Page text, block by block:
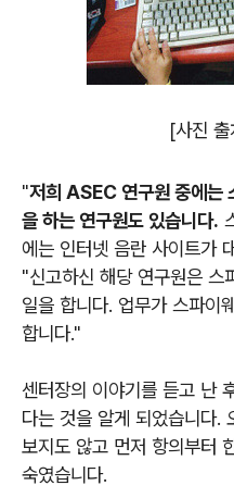
[사진
"저희 ASEC 연구원 중에는
을 하는 연구원도 있습니다.
에는 인터넷 음란 사이트가
"신고하신 해당 연구원은 스
일을 합니다. 업무가 스파이
합니다."
센터장의 이야기를 듣고 난
다는 것을 알게 되었습니다.
보지도 않고 먼저 항의부터
숙였습니다.